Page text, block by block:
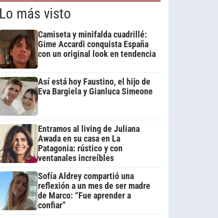
más visto
Camiseta y minifalda cuadrillé:
Gime Accardi conquista España
con un original look en tendencia
Así está hoy Faustino, el hijo de
Eva Bargiela y Gianluca Simeone
Entramos al living de Juliana
Awada en su casa en La
Patagonia: rústico y con
ventanales increíbles
Sofía Aldrey compartió una
reflexión a un mes de ser madre
de Marco: “Fue aprender a
confiar”